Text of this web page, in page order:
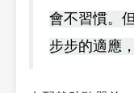
會不習慣。
步步的適應